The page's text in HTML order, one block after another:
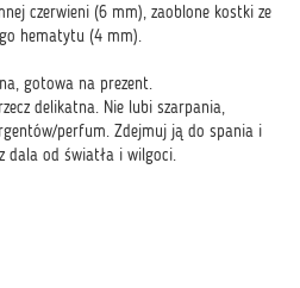
czerwieni (6 mm), zaoblone kostki ze
hematytu (4 mm).
gotowa na prezent.
delikatna. Nie lubi szarpania,
perfum. Zdejmuj ją do spania i
dala od światła i wilgoci.